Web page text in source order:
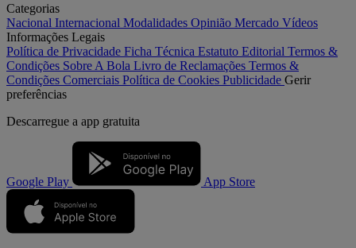
Categorias
Nacional Internacional Modalidades Opinião Mercado Vídeos
Informações Legais
Política de Privacidade Ficha Técnica Estatuto Editorial Termos &
Condições Sobre A Bola Livro de Reclamações Termos &
Condições Comerciais Política de Cookies Publicidade Gerir
preferências
Descarregue a app gratuita
Google Play App Store